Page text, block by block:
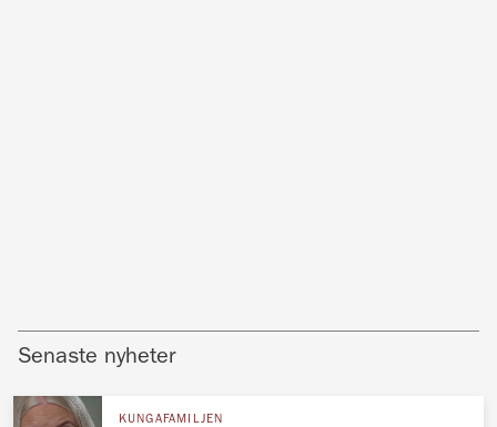
Senaste nyheter
KUNGAFAMILJEN